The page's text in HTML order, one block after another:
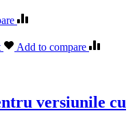
Add to compare
versiunile cu